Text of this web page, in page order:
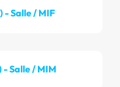
- Salle / MIF
- Salle / MIM